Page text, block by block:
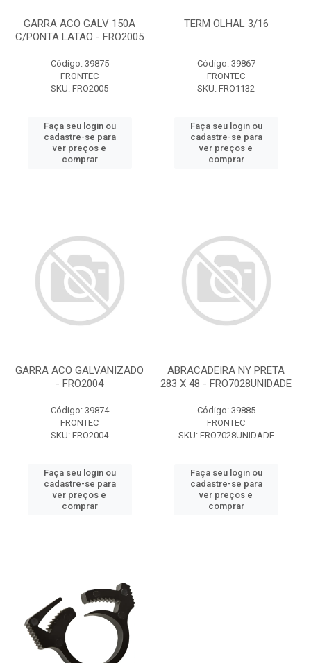
GARRA ACO GALV 150A
C/PONTA LATAO - FRO2005
Código: 39875
FRONTEC
SKU: FRO2005
Faça seu login ou
cadastre-se para
ver preços e
comprar
TERM OLHAL 3/16
Código: 39867
FRONTEC
SKU: FRO1132
Faça seu login ou
cadastre-se para
ver preços e
comprar
GARRA ACO GALVANIZADO
- FRO2004
Código: 39874
FRONTEC
SKU: FRO2004
Faça seu login ou
cadastre-se para
ver preços e
comprar
ABRACADEIRA NY PRETA
283 X 48 - FRO7028UNIDADE
Código: 39885
FRONTEC
SKU: FRO7028UNIDADE
Faça seu login ou
cadastre-se para
ver preços e
comprar